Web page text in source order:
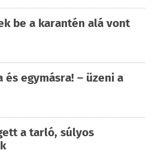
be a karantén alá vont
és egymásra! – üzeni a
a tarló, súlyos